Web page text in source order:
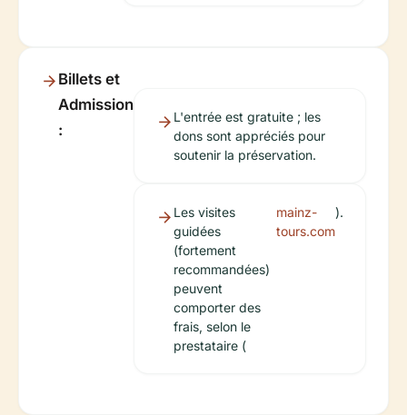
Billets et
Admission
:
L'entrée est gratuite ; les
dons sont appréciés pour
soutenir la préservation.
Les visites
guidées
(fortement
recommandées)
peuvent
comporter des
frais, selon le
prestataire (
mainz-
tours.com
).